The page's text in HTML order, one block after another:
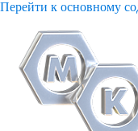
Перейти к основному